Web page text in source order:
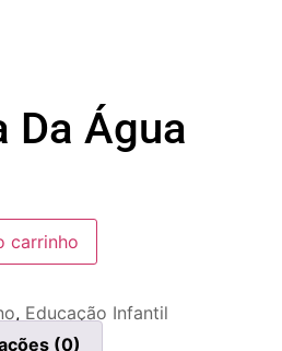
Da Água
carrinho
, Educação Infantil
(0)